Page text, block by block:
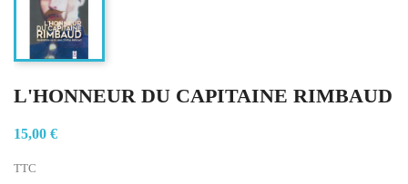
L'HONNEUR DU CAPITAINE RIMBAUD
15,00 €
TTC